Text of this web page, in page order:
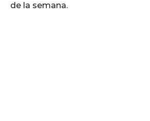
de la semana.